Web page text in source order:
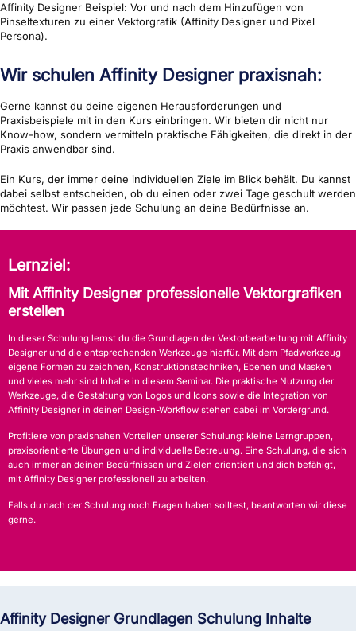
Affinity Designer Beispiel: Vor und nach dem Hinzufügen von
Pinseltexturen zu einer Vektorgrafik (Affinity Designer und Pixel
Persona).
Wir schulen Affinity Designer praxisnah:
Gerne kannst du deine eigenen Herausforderungen und
Praxisbeispiele mit in den Kurs einbringen. Wir bieten dir nicht nur
Know-how, sondern vermitteln praktische Fähigkeiten, die direkt in der
Praxis anwendbar sind.
Ein Kurs, der immer deine individuellen Ziele im Blick behält. Du kannst
dabei selbst entscheiden, ob du einen oder zwei Tage geschult werden
möchtest. Wir passen jede Schulung an deine Bedürfnisse an.
Lernziel:
Mit Affinity Designer professionelle Vektorgrafiken
erstellen
In dieser Schulung lernst du die Grundlagen der Vektorbearbeitung mit Affinity
Designer und die entsprechenden Werkzeuge hierfür. Mit dem Pfadwerkzeug
eigene Formen zu zeichnen, Konstruktionstechniken, Ebenen und Masken
und vieles mehr sind Inhalte in diesem Seminar. Die praktische Nutzung der
Werkzeuge, die Gestaltung von Logos und Icons sowie die Integration von
Affinity Designer in deinen Design-Workflow stehen dabei im Vordergrund.
Profitiere von praxisnahen Vorteilen unserer Schulung: kleine Lerngruppen,
praxisorientierte Übungen und individuelle Betreuung. Eine Schulung, die sich
auch immer an deinen Bedürfnissen und Zielen orientiert und dich befähigt,
mit Affinity Designer professionell zu arbeiten.
Falls du nach der Schulung noch Fragen haben solltest, beantworten wir diese
gerne.
Affinity Designer Grundlagen Schulung Inhalte